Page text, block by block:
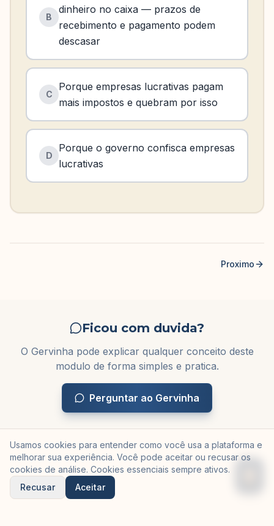
B
dinheiro no caixa — prazos de
recebimento e pagamento podem
descasar
C
Porque empresas lucrativas pagam
mais impostos e quebram por isso
D
Porque o governo confisca empresas
lucrativas
Proximo
Ficou com duvida?
O Gervinha pode explicar qualquer conceito deste
modulo de forma simples e pratica.
Perguntar ao Gervinha
Usamos cookies para entender como você usa a plataforma e
melhorar sua experiência. Você pode aceitar ou recusar os
cookies de análise. Cookies essenciais sempre ativos.
Recusar
Aceitar